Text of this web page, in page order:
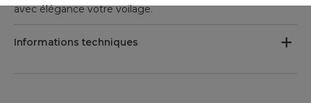
avec élégance votre voilage.
Informations techniques